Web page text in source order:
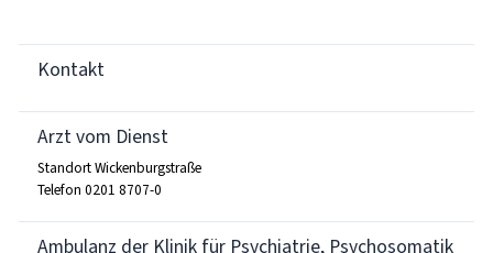
Kontakt
Arzt vom Dienst
Standort Wickenburgstraße
Telefon 0201 8707-0
Ambulanz der Klinik für Psychiatrie, Psychosomatik